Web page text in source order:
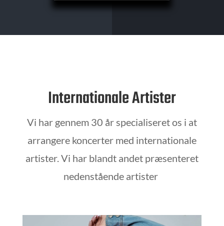
Internationale Artister
Vi har gennem 30 år specialiseret os i at
arrangere koncerter med internationale
artister. Vi har blandt andet præsenteret
nedenstående artister